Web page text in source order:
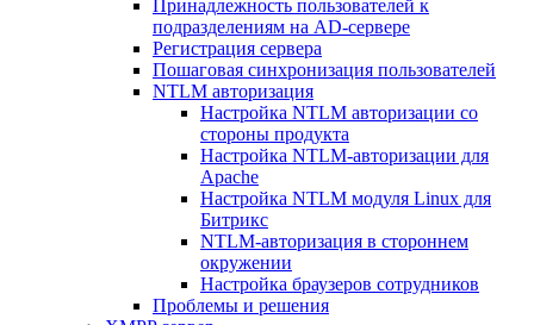
Принадлежность пользователей к
подразделениям на AD-сервере
Регистрация сервера
Пошаговая синхронизация пользователей
NTLM авторизация
Настройка NTLM авторизации со
стороны продукта
Настройка NTLM-авторизации для
Apache
Настройка NTLM модуля Linux для
Битрикс
NTLM-авторизация в стороннем
окружении
Настройка браузеров сотрудников
Проблемы и решения